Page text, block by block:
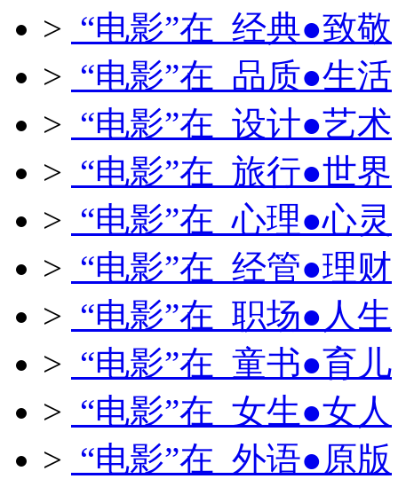
> “电影”在 经典●致敬
> “电影”在 品质●生活
> “电影”在 设计●艺术
> “电影”在 旅行●世界
> “电影”在 心理●心灵
> “电影”在 经管●理财
> “电影”在 职场●人生
> “电影”在 童书●育儿
> “电影”在 女生●女人
> “电影”在 外语●原版